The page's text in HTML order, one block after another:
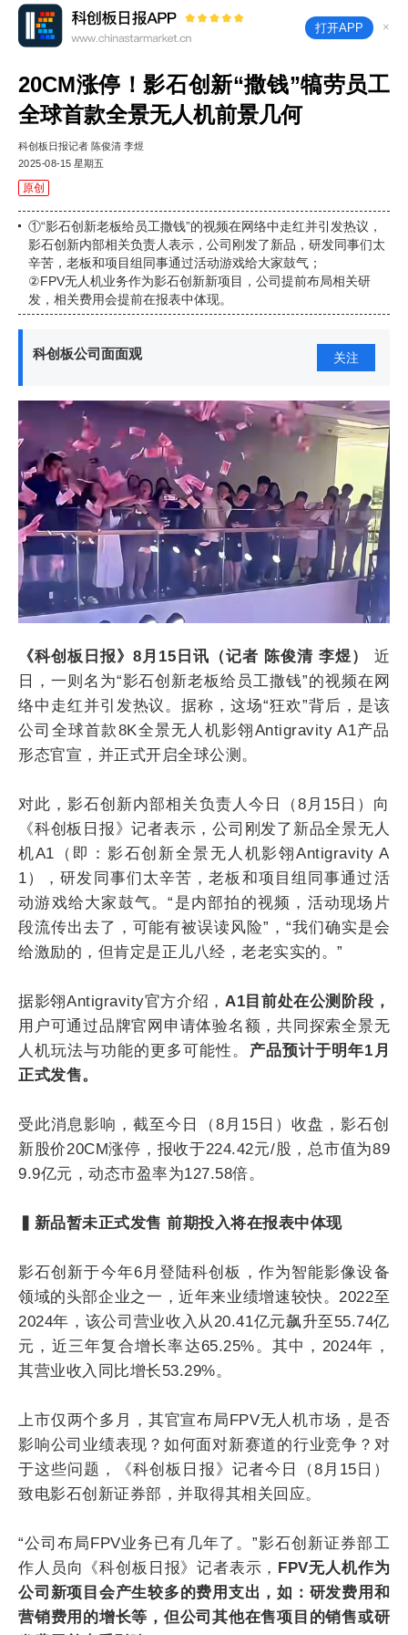
打开APP ×
20CM涨停！影石创新“撒钱”犒劳员工
全球首款全景无人机前景几何
科创板日报记者 陈俊清 李煜
2025-08-15 星期五
原创
①“影石创新老板给员工撒钱”的视频在网络中走红并引发热议，
影石创新内部相关负责人表示，公司刚发了新品，研发同事们太
辛苦，老板和项目组同事通过活动游戏给大家鼓气；
②FPV无人机业务作为影石创新新项目，公司提前布局相关研
发，相关费用会提前在报表中体现。
科创板公司面面观 关注
《科创板日报》8月15日讯（记者 陈俊清 李煜）
近
日，一则名为“影石创新老板给员工撒钱”的视频在网
络中走红并引发热议。据称，这场“狂欢”背后，是该
公司全球首款8K全景无人机影翎Antigravity A1产品
形态官宣，并正式开启全球公测。
对此，影石创新内部相关负责人今日（8月15日）向
《科创板日报》记者表示，公司刚发了新品全景无人
机A1（即：影石创新全景无人机影翎Antigravity A
1），研发同事们太辛苦，老板和项目组同事通过活
动游戏给大家鼓气。“是内部拍的视频，活动现场片
段流传出去了，可能有被误读风险”，“我们确实是会
给激励的，但肯定是正儿八经，老老实实的。”
据影翎Antigravity官方介绍， A1目前处在公测阶段，
用户可通过品牌官网申请体验名额，共同探索全景无
人机玩法与功能的更多可能性。 产品预计于明年1月
正式发售。
受此消息影响，截至今日（8月15日）收盘，影石创
新股价20CM涨停，报收于224.42元/股，总市值为89
9.9亿元，动态市盈率为127.58倍。
▍新品暂未正式发售 前期投入将在报表中体现
影石创新于今年6月登陆科创板，作为智能影像设备
领域的头部企业之一，近年来业绩增速较快。2022至
2024年，该公司营业收入从20.41亿元飙升至55.74亿
元，近三年复合增长率达65.25%。其中，2024年，
其营业收入同比增长53.29%。
上市仅两个多月，其官宣布局FPV无人机市场，是否
影响公司业绩表现？如何面对新赛道的行业竞争？对
于这些问题，《科创板日报》记者今日（8月15日）
致电影石创新证券部，并取得其相关回应。
“公司布局FPV业务已有几年了。”影石创新证券部工
作人员向《科创板日报》记者表示， FPV无人机作为
公司新项目会产生较多的费用支出，如：研发费用和
营销费用的增长等，但公司其他在售项目的销售或研